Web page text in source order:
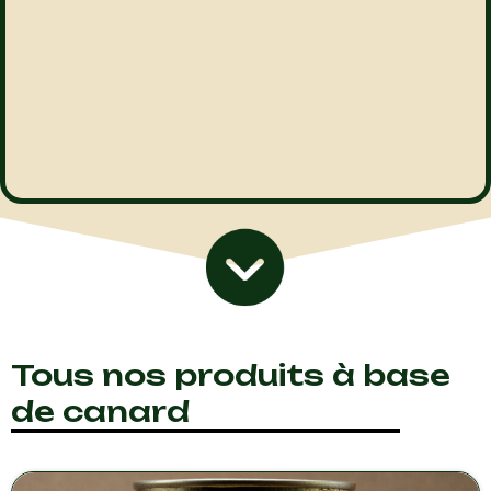
Tous nos produits à base
de canard